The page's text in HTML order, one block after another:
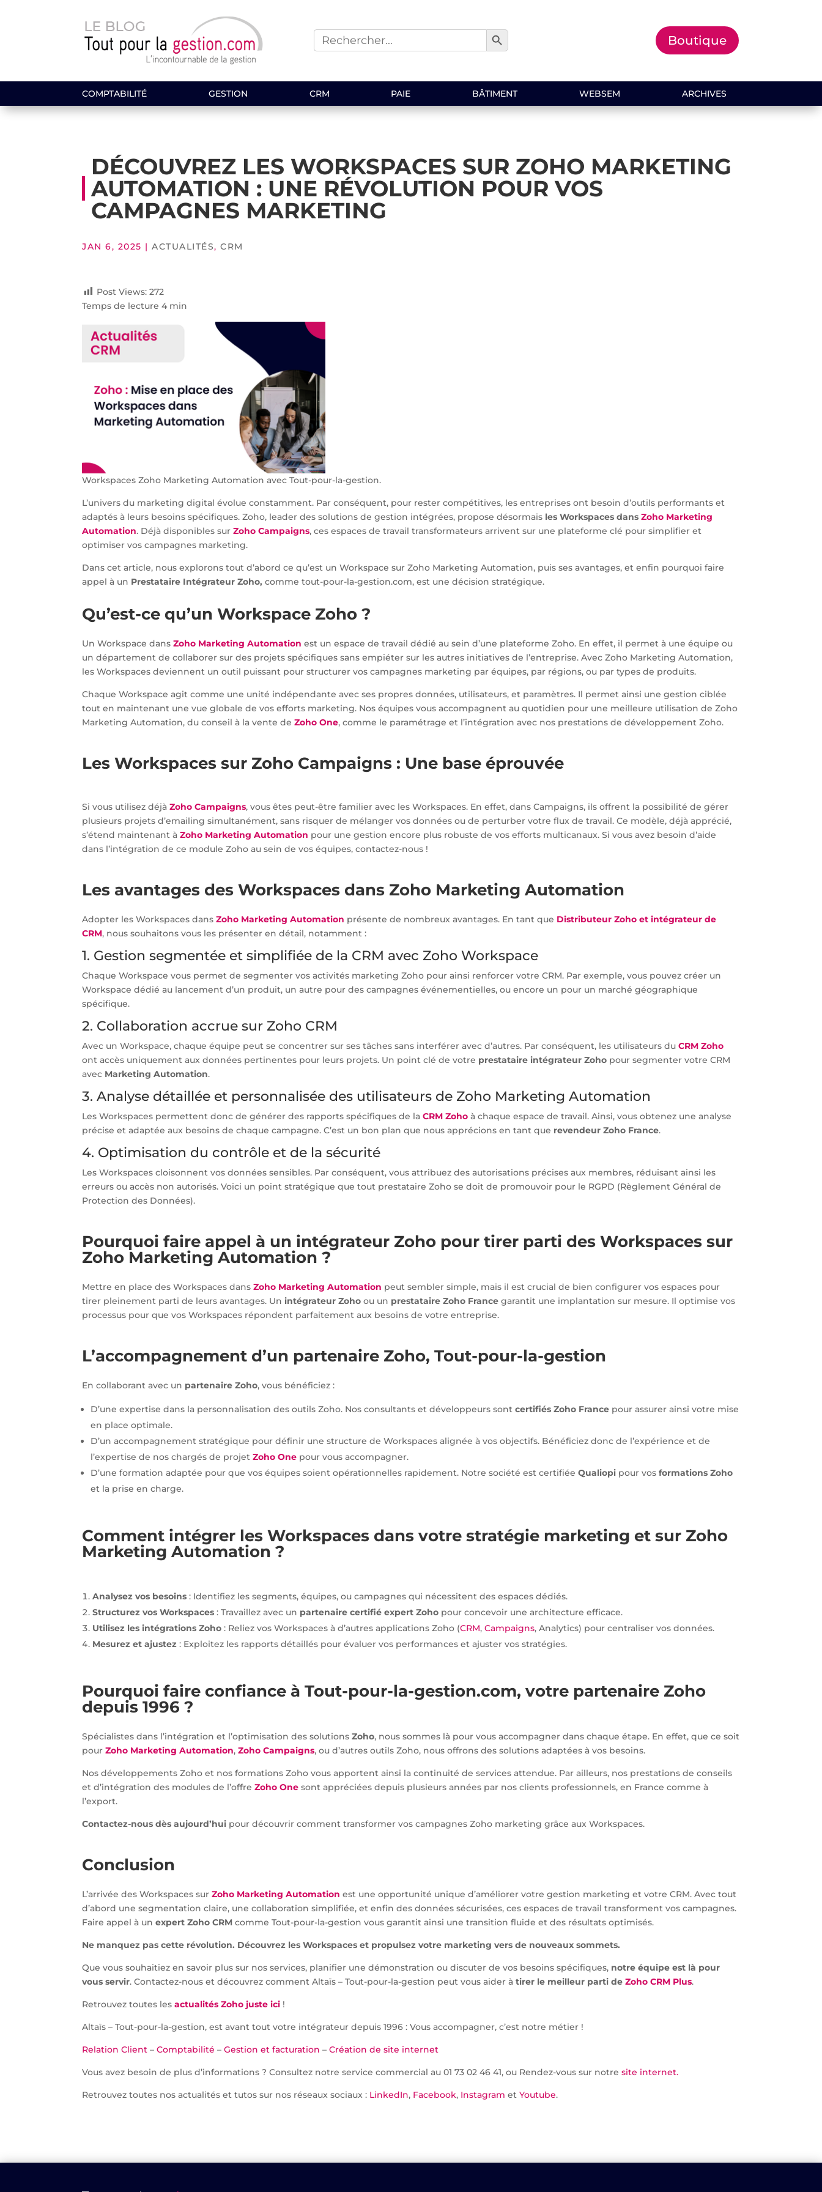
Search
for:
Search Button
Boutique
COMPTABILITÉ GESTION CRM PAIE BÂTIMENT WEBSEM ARCHIVES
DÉCOUVREZ LES WORKSPACES SUR ZOHO MARKETING
AUTOMATION : UNE RÉVOLUTION POUR VOS
CAMPAGNES MARKETING
JAN 6, 2025 |ACTUALITÉS,CRM
Post Views: 272
Temps de lecture 4 min
Workspaces Zoho Marketing Automation avec Tout-pour-la-gestion.
L’univers du marketing digital évolue constamment. Par conséquent, pour rester compétitives, les entreprises ont besoin d’outils performants et
adaptés à leurs besoins spécifiques. Zoho, leader des solutions de gestion intégrées, propose désormais les Workspaces dansZoho Marketing
Automation. Déjà disponibles surZoho Campaigns, ces espaces de travail transformateurs arrivent sur une plateforme clé pour simplifier et
optimiser vos campagnes marketing.
Dans cet article, nous explorons tout d’abord ce qu’est un Workspace sur Zoho Marketing Automation, puis ses avantages, et enfin pourquoi faire
appel à un Prestataire Intégrateur Zoho, comme tout-pour-la-gestion.com, est une décision stratégique.
Qu’est-ce qu’un Workspace Zoho ?
Un Workspace dansZoho Marketing Automation est un espace de travail dédié au sein d’une plateforme Zoho. En effet, il permet à une équipe ou
un département de collaborer sur des projets spécifiques sans empiéter sur les autres initiatives de l’entreprise. Avec Zoho Marketing Automation,
les Workspaces deviennent un outil puissant pour structurer vos campagnes marketing par équipes, par régions, ou par types de produits.
Chaque Workspace agit comme une unité indépendante avec ses propres données, utilisateurs, et paramètres. Il permet ainsi une gestion ciblée
tout en maintenant une vue globale de vos efforts marketing. Nos équipes vous accompagnent au quotidien pour une meilleure utilisation de Zoho
Marketing Automation, du conseil à la vente deZoho One, comme le paramétrage et l’intégration avec nos prestations de développement Zoho.
Les Workspaces sur Zoho Campaigns : Une base éprouvée
Si vous utilisez déjàZoho Campaigns, vous êtes peut-être familier avec les Workspaces. En effet, dans Campaigns, ils offrent la possibilité de gérer
plusieurs projets d’emailing simultanément, sans risquer de mélanger vos données ou de perturber votre flux de travail. Ce modèle, déjà apprécié,
s’étend maintenant àZoho Marketing Automation pour une gestion encore plus robuste de vos efforts multicanaux. Si vous avez besoin d’aide
dans l’intégration de ce module Zoho au sein de vos équipes, contactez-nous !
Les avantages des Workspaces dans Zoho Marketing Automation
Adopter les Workspaces dansZoho Marketing Automation présente de nombreux avantages. En tant que Distributeur Zoho et intégrateur de
CRM, nous souhaitons vous les présenter en détail, notamment :
1. Gestion segmentée et simplifiée de la CRM avec Zoho Workspace
Chaque Workspace vous permet de segmenter vos activités marketing Zoho pour ainsi renforcer votre CRM. Par exemple, vous pouvez créer un
Workspace dédié au lancement d’un produit, un autre pour des campagnes événementielles, ou encore un pour un marché géographique
spécifique.
2. Collaboration accrue sur Zoho CRM
Avec un Workspace, chaque équipe peut se concentrer sur ses tâches sans interférer avec d’autres. Par conséquent, les utilisateurs du CRM Zoho
ont accès uniquement aux données pertinentes pour leurs projets. Un point clé de votre prestataire intégrateur Zoho pour segmenter votre CRM
avec Marketing Automation.
3. Analyse détaillée et personnalisée des utilisateurs de Zoho Marketing Automation
Les Workspaces permettent donc de générer des rapports spécifiques de laCRM Zoho à chaque espace de travail. Ainsi, vous obtenez une analyse
précise et adaptée aux besoins de chaque campagne. C’est un bon plan que nous apprécions en tant que revendeur Zoho France.
4. Optimisation du contrôle et de la sécurité
Les Workspaces cloisonnent vos données sensibles. Par conséquent, vous attribuez des autorisations précises aux membres, réduisant ainsi les
erreurs ou accès non autorisés. Voici un point stratégique que tout prestataire Zoho se doit de promouvoir pour le RGPD (Règlement Général de
Protection des Données).
Pourquoi faire appel à un intégrateur Zoho pour tirer parti des Workspaces sur
Zoho Marketing Automation ?
Mettre en place des Workspaces dans Zoho Marketing Automation peut sembler simple, mais il est crucial de bien configurer vos espaces pour
tirer pleinement parti de leurs avantages. Unintégrateur Zoho ou un prestataire Zoho France garantit une implantation sur mesure. Il optimise vos
processus pour que vos Workspaces répondent parfaitement aux besoins de votre entreprise.
L’accompagnement d’un partenaire Zoho, Tout-pour-la-gestion
En collaborant avec un partenaire Zoho, vous bénéficiez :
D’une expertise dans la personnalisation des outils Zoho. Nos consultants et développeurs sontcertifiés Zoho France pour assurer ainsi votre mise
en place optimale.
D’un accompagnement stratégique pour définir une structure de Workspaces alignée à vos objectifs. Bénéficiez donc de l’expérience et de
l’expertise de nos chargés de projetZoho One pour vous accompagner.
D’une formation adaptée pour que vos équipes soient opérationnelles rapidement. Notre société est certifiéeQualiopi pour vosformations Zoho
et la prise en charge.
Comment intégrer les Workspaces dans votre stratégie marketing et sur Zoho
Marketing Automation ?
Analysez vos besoins : Identifiez les segments, équipes, ou campagnes qui nécessitent des espaces dédiés.
Structurez vos Workspaces : Travaillez avec un partenaire certifié expert Zoho pour concevoir une architecture efficace.
Utilisez les intégrations Zoho : Reliez vos Workspaces à d’autres applications Zoho (CRM,Campaigns, Analytics) pour centraliser vos données.
Mesurez et ajustez : Exploitez les rapports détaillés pour évaluer vos performances et ajuster vos stratégies.
Pourquoi faire confiance à Tout-pour-la-gestion.com, votre partenaire Zoho
depuis 1996 ?
Spécialistes dans l’intégration et l’optimisation des solutionsZoho, nous sommes là pour vous accompagner dans chaque étape. En effet, que ce soit
pourZoho Marketing Automation,Zoho Campaigns, ou d’autres outils Zoho, nous offrons des solutions adaptées à vos besoins.
Nos développements Zoho et nos formations Zoho vous apportent ainsi la continuité de services attendue. Par ailleurs, nos prestations de conseils
et d’intégration des modules de l’offreZoho One sont appréciées depuis plusieurs années par nos clients professionnels, en France comme à
l’export.
Contactez-nous dès aujourd’hui pour découvrir comment transformer vos campagnes Zoho marketing grâce aux Workspaces.
Conclusion
L’arrivée des Workspaces surZoho Marketing Automation est une opportunité unique d’améliorer votre gestion marketing et votre CRM. Avec tout
d’abord une segmentation claire, une collaboration simplifiée, et enfin des données sécurisées, ces espaces de travail transforment vos campagnes.
Faire appel à unexpert Zoho CRM comme Tout-pour-la-gestion vous garantit ainsi une transition fluide et des résultats optimisés.
Ne manquez pas cette révolution. Découvrez les Workspaces et propulsez votre marketing vers de nouveaux sommets.
Que vous souhaitiez en savoir plus sur nos services, planifier une démonstration ou discuter de vos besoins spécifiques, notre équipe est là pour
vous servir. Contactez-nous et découvrez comment Altaïs – Tout-pour-la-gestion peut vous aider àtirer le meilleur parti deZoho CRM Plus.
Retrouvez toutes lesactualités Zoho juste ici !
Altaïs – Tout-pour-la-gestion, est avant tout votre intégrateur depuis 1996 : Vous accompagner, c’est notre métier !
Relation Client –Comptabilité –Gestion et facturation –Création de site internet
Vous avez besoin de plus d’informations ? Consultez notre service commercial au 01 73 02 46 41, ou Rendez-vous sur notresite internet.
Retrouvez toutes nos actualités et tutos sur nos réseaux sociaux : LinkedIn, Facebook, Instagram etYoutube.